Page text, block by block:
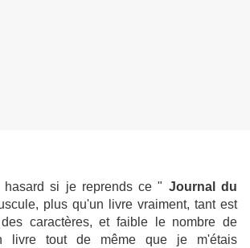
si je reprends ce " Journal du
plus qu'un livre vraiment, tant est
caractères, et faible le nombre de
livre tout de même que je m'étais